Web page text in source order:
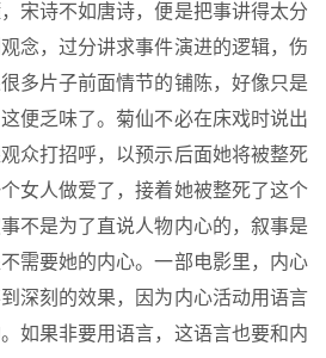
宋诗不如唐诗，便是把事讲得太分
念，过分讲求事件演进的逻辑，伤
多片子前面情节的铺陈，好像只是
便乏味了。菊仙不必在床戏时说出
众打招呼，以预示后面她将被整死
女人做爱了，接着她被整死了这个
不是为了直说人物内心的，叙事是
需要她的内心。一部电影里，内心
深刻的效果，因为内心活动用语言
如果非要用语言，这语言也要和内